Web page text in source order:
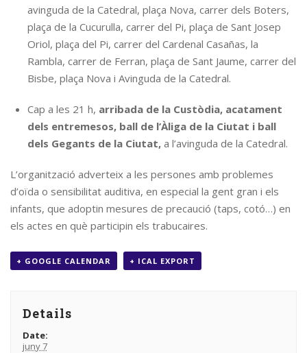
avinguda de la Catedral, plaça Nova, carrer dels Boters,
plaça de la Cucurulla, carrer del Pi, plaça de Sant Josep
Oriol, plaça del Pi, carrer del Cardenal Casañas, la
Rambla, carrer de Ferran, plaça de Sant Jaume, carrer del
Bisbe, plaça Nova i Avinguda de la Catedral.
Cap a les 21 h, arribada de la Custòdia, acatament
dels entremesos, ball de l’Àliga de la Ciutat i ball
dels Gegants de la Ciutat, a l’avinguda de la Catedral.
L’organització adverteix a les persones amb problemes
d’oïda o sensibilitat auditiva, en especial la gent gran i els
infants, que adoptin mesures de precaució (taps, cotó…) en
els actes en què participin els trabucaires.
+ GOOGLE CALENDAR + ICAL EXPORT
Details
Date:
juny 7